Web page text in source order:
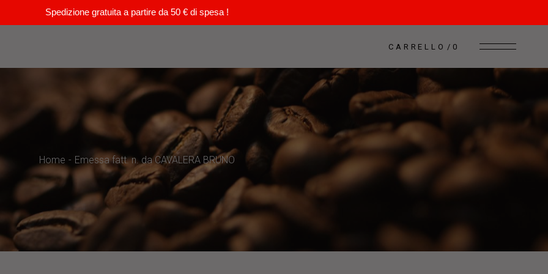
Spedizione gratuita a partire da 50 € di spesa !
CARRELLO 0
Home Emessa fatt. n. da CAVALERA BRUNO